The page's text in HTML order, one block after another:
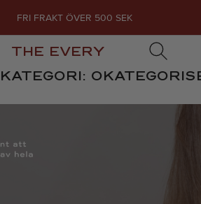
FRI FRAKT ÖVER 500 SEK
THE EVERY
KATEGORI: